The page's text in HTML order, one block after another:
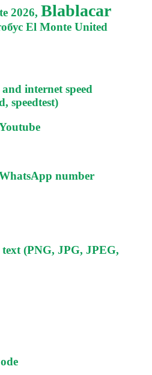
2026, Blablacar
El Monte United
internet speed
speedtest)
WhatsApp number
(PNG, JPG, JPEG,